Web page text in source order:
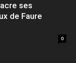
ses
de Faure
0